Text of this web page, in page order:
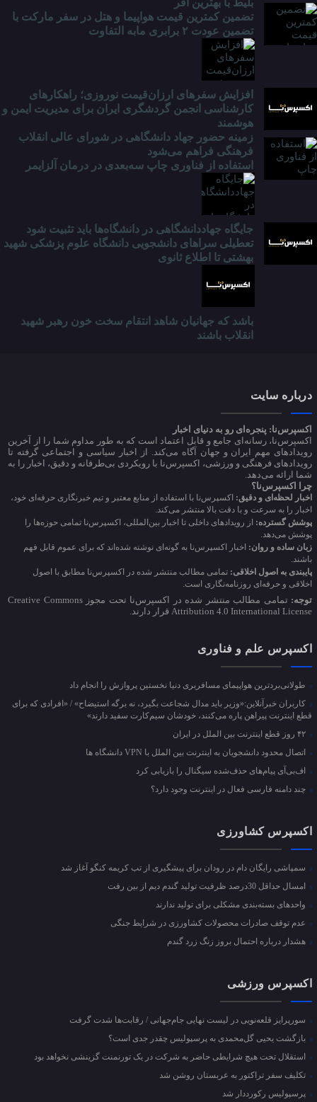
تضمین کمترین قیمت هواپیما و هتل در سفر مارکت با
تضمین عودت ۲ برابری مابه التفاوت
افزایش سفرهای ارزان‌قیمت نوروزی؛ راهکارهای
کارشناسی انجمن گردشگری ایران برای مدیریت ایمن و
هوشمند
زمینه حضور جهاد دانشگاهی در شورای عالی انقلاب
فرهنگی فراهم می‌شود
استفاده از فناوری چاپ سه‌بعدی در درمان آلزایمر
جایگاه جهاددانشگاهی در دانشگاه‌ها باید تثبیت شود
تعطیلی سراهای دانشجویی دانشگاه علوم پزشکی شهید
بهشتی تا اطلاع ثانوی
باشد که جهانیان شاهد انتقام سخت خون رهبر شهید
انقلاب باشند
درباره سایت
اکسپرس‌نا: پنجره‌ای رو به دنیای اخبار
اکسپرس‌نا، رسانه‌ای جامع و قابل اعتماد است که به طور مداوم شما را از آخرین
رویدادهای مهم ایران و جهان آگاه می‌کند. از اخبار سیاسی و اجتماعی گرفته تا
رویدادهای فرهنگی و ورزشی، اکسپرس‌نا با رویکردی بی‌طرفانه و دقیق، اخبار را به
شما ارائه می‌دهد.
چرا اکسپرس‌نا؟
اخبار لحظه‌ای و دقیق: اکسپرس‌نا با استفاده از منابع معتبر و تیم خبرنگاری حرفه‌ای خود،
اخبار را به سرعت و با دقت بالا منتشر می‌کند.
پوشش گسترده: از رویدادهای داخلی تا اخبار بین‌المللی، اکسپرس‌نا تمامی حوزه‌ها را
پوشش می‌دهد.
زبان ساده و روان: اخبار اکسپرس‌نا به گونه‌ای نوشته شده‌اند که برای عموم قابل فهم
باشند.
پایبندی به اصول اخلاقی: تمامی مطالب منتشر شده در اکسپرس‌نا مطابق با اصول
اخلاقی و حرفه‌ای روزنامه‌نگاری است.
توجه:
تمامی مطالب منتشر شده در اکسپرس‌نا تحت مجوز Creative Commons
Attribution 4.0 International License قرار دارند.
اکسپرس علم و فناوری
طولانی‌بردترین هواپیمای مسافربری دنیا نخستین پروازش را انجام داد
کاربران خبرآنلاین:«وزیر باید مدال شجاعت بگیرد، نه برگه استیضاح» / «افرادی که برای
قطع اینترنت پیراهن پاره می‌کنند، خودشان سیم‌کارت سفید دارند»
اتصال محدود دانشجویان به اینترنت بین الملل با VPN دانشگاه ها
اف‌بی‌آی پیام‌های حذف‌شده سیگنال را بازیابی کرد
چند دامنه فارسی فعال در اینترنت وجود دارد؟
اکسپرس کشاورزی
سمپاشی رایگان دام در رودان برای پیشگیری از تب کریمه کنگو آغاز شد
امسال حداقل 30درصد ظرفیت تولید گندم دیم از بین رفت
واحد‌های بسته‌بندی مشکلی برای تولید ندارند
عدم توقف صادرات محصولات کشاورزی در شرایط جنگی
هشدار درباره احتمال بروز زنگ زرد گندم
اکسپرس ورزشی
سورپرایز قلعه‌نویی در لیست نهایی جام‌جهانی / رقابت‌ها شدت گرفت
بازگشت یحیی گل‌محمدی به پرسپولیس چقدر جدی است؟
استقلال تحت هیچ شرایطی حاضر به شرکت در یک تورنمنت گزینشی نخواهد بود
تکلیف سفر تراکتور به عربستان روشن شد
پرسپولیس رکورددار شد